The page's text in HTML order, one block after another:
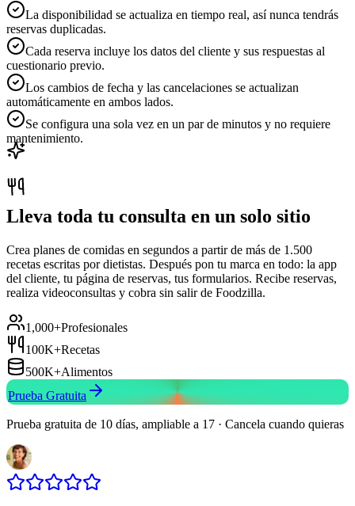
La disponibilidad se actualiza en tiempo real, así nunca tendrás
reservas duplicadas.
Cada reserva incluye los datos del cliente y sus respuestas al
cuestionario previo.
Los cambios de fecha y las cancelaciones se actualizan
automáticamente en ambos lados.
Se configura una sola vez en un par de minutos y no requiere
mantenimiento.
Lleva toda tu consulta en un solo sitio
Crea planes de comidas en segundos a partir de más de 1.500
recetas escritas por dietistas. Después pon tu marca en todo: la app
del cliente, tu página de reservas, tus formularios. Recibe reservas,
realiza videoconsultas y cobra sin salir de Foodzilla.
1,000+Profesionales
100K+Recetas
500K+Alimentos
Prueba Gratuita
Prueba gratuita de 10 días, ampliable a 17 · Cancela cuando quieras